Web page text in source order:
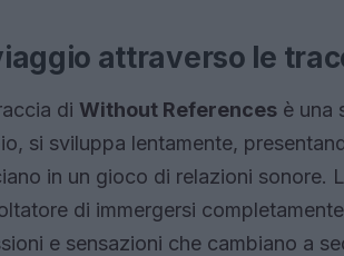
attraverso le
di Without References è una
si sviluppa lentamente,
in un gioco di relazioni sonore.
di immergersi
e sensazioni che cambiano a